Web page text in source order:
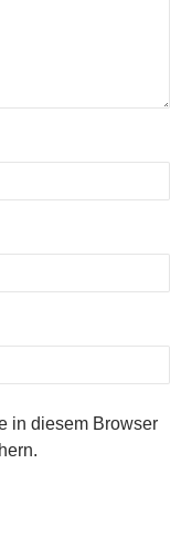
in diesem Browser